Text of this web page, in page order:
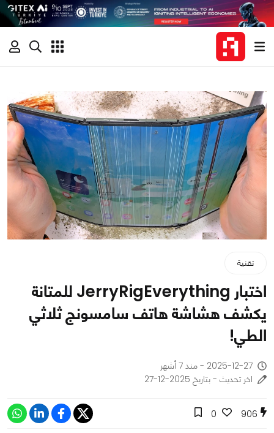
تقنية
اختبار JerryRigEverything للمتانة
يكشف هشاشة هاتف سامسونج ثلاثي
الطي!
2025-12-27 - منذ 7 أشهر
اخر تحديث - بتاريخ 2025-12-27
906
0